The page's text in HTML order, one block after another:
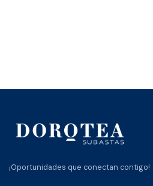
¡Oportunidades que conectan contigo!